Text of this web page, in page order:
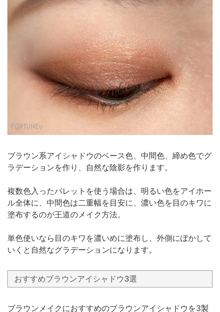
ブラウン系アイシャドウのベース色、中間色、締め色でグ
ラデーションを作り、自然な陰影を作ります。
複数色入ったパレットを使う場合は、明るい色をアイホー
ル全体に、中間色は二重幅を目安に、濃い色を目のキワに
塗布するのが王道のメイク方法。
単色使いなら目のキワを濃いめに塗布し、外側にぼかして
いくと自然なグラデーションになります。
おすすめブラウンアイシャドウ3選
ブラウンメイクにおすすめのブラウンアイシャドウを3製